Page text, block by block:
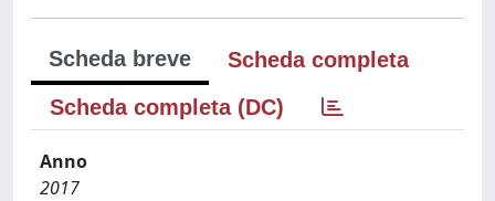
Scheda breve
Scheda completa
Scheda completa (DC)
Anno
2017